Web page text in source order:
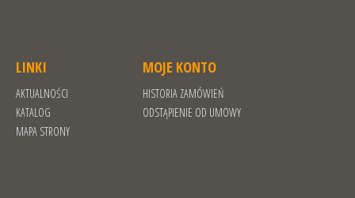
LINKI
AKTUALNOŚCI
KATALOG
MAPA STRONY
MOJE KONTO
HISTORIA ZAMÓWIEŃ
ODSTĄPIENIE OD UMOWY